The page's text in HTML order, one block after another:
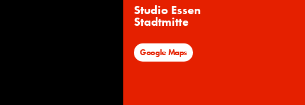
Studio Essen
Stadtmitte
Google Maps